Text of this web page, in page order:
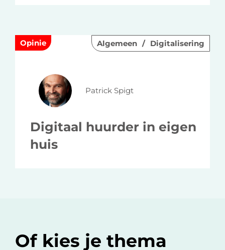
Opinie Algemeen Digitalisering
Patrick Spigt
Digitaal huurder in eigen
huis
Of kies je thema